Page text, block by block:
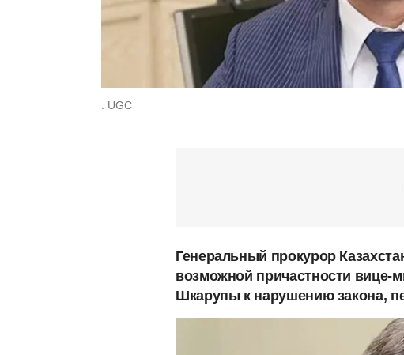
: UGC
Генеральный прокурор
возможной причастности вице-
Шкарупы к нарушению закона,